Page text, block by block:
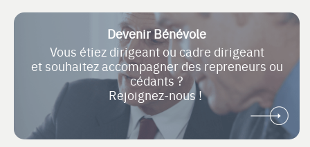
Devenir Bénévole
Vous étiez dirigeant ou cadre dirigeant
et souhaitez accompagner des repreneurs ou
cédants ?
Rejoignez-nous !